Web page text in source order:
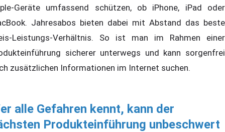
Geräte umfassend schützen, ob iPhone, iPad oder
Jahresabos bieten dabei mit Abstand das beste
Leistungs-Verhältnis. So ist man im Rahmen einer
sicherer unterwegs und kann sorgenfrei
zusätzlichen Informationen im Internet suchen.
alle Gefahren kennt, kann der
Produkteinführung unbeschwert